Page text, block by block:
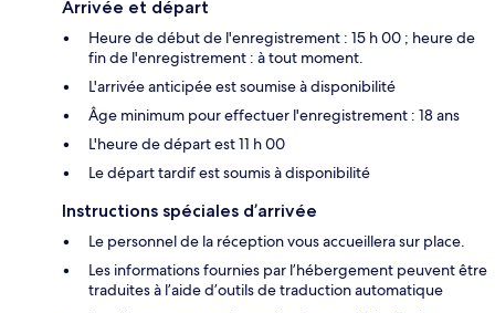
Arrivée et départ
Heure de début de l'enregistrement : 15 h 00 ; heure de
fin de l'enregistrement : à tout moment.
L'arrivée anticipée est soumise à disponibilité
Âge minimum pour effectuer l'enregistrement : 18 ans
L'heure de départ est 11 h 00
Le départ tardif est soumis à disponibilité
Instructions spéciales d’arrivée
Le personnel de la réception vous accueillera sur place.
Les informations fournies par l’hébergement peuvent être
traduites à l’aide d’outils de traduction automatique